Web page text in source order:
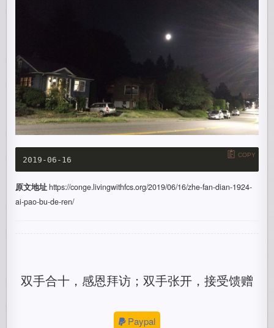
COPY
原文地址https://conge.livingwithfcs.org/2019/06/16/zhe-fan-dian-1924-
ai-pao-bu-de-ren/
双手合十，感恩拜访；双手张开，接受馈赠
Paypal